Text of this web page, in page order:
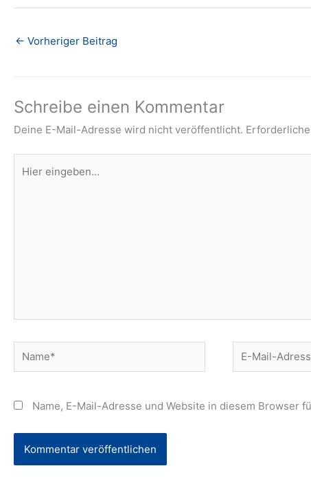
← Vorheriger Beitrag
Schreibe einen Kommentar
Deine E-Mail-Adresse wird nicht veröffentlicht.
eingeben…
Name*
E-
Mail-
Name, E-Mail-Adresse und Website in diesem Browser